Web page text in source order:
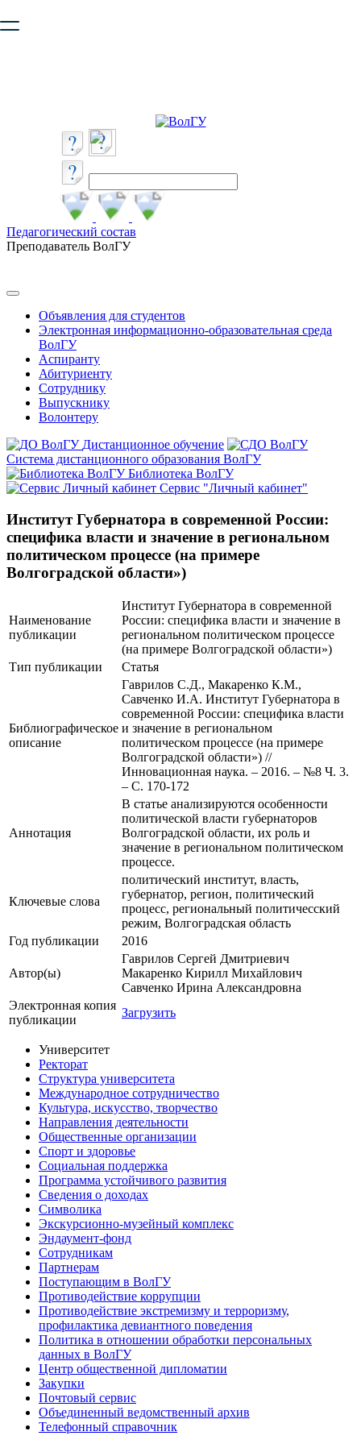
безопасную работу с сайтом. Пожалуйста
Педагогический состав
Преподаватель ВолГУ
Объявления для студентов
Электронная информационно-образовательная среда
ВолГУ
Аспиранту
Абитуриенту
Сотруднику
Выпускнику
Волонтеру
Дистанционное обучение
Система дистанционного образования ВолГУ
Библиотека ВолГУ
Сервис "Личный кабинет"
Институт Губернатора в современной России:
специфика власти и значение в региональном
политическом процессе (на примере
Волгоградской области»)
Наименование
публикации
Институт Губернатора в современной
России: специфика власти и значение в
региональном политическом процессе
(на примере Волгоградской области»)
Тип публикации
Статья
Библиографическое
описание
Гаврилов С.Д., Макаренко К.М.,
Савченко И.А. Институт Губернатора в
современной России: специфика власти
и значение в региональном
политическом процессе (на примере
Волгоградской области») //
Инновационная наука. – 2016. – №8 Ч. 3.
– С. 170-172
Аннотация
В статье анализируются особенности
политической власти губернаторов
Волгоградской области, их роль и
значение в региональном политическом
процессе.
Ключевые cлова
политический институт, власть,
губернатор, регион, политический
процесс, региональный политичесский
режим, Волгоградская область
Год публикации
2016
Автор(ы)
Гаврилов Сергей Дмитриевич
Макаренко Кирилл Михайлович
Савченко Ирина Александровна
Электронная копия
публикации
Загрузить
Университет
Ректорат
Структура университета
Международное сотрудничество
Культура, искусство, творчество
Направления деятельности
Общественные организации
Спорт и здоровье
Социальная поддержка
Программа устойчивого развития
Сведения о доходах
Символика
Экскурсионно-музейный комплекс
Эндаумент-фонд
Сотрудникам
Партнерам
Поступающим в ВолГУ
Противодействие коррупции
Противодействие экстремизму и терроризму,
профилактика девиантного поведения
Политика в отношении обработки персональных
данных в ВолГУ
Центр общественной дипломатии
Закупки
Почтовый сервис
Объединенный ведомственный архив
Телефонный справочник